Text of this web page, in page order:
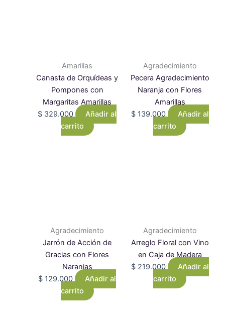
Amarillas
Canasta de Orquídeas y
Pompones con
Margaritas Amarillas
$ 329.000
Añadir al
carrito
Agradecimiento
Pecera Agradecimiento
Naranja con Flores
Amarillas
$139.000
Añadir al
carrito
Agradecimiento
Jarrón de Acción de
Gracias con Flores
Naranjas
$ 129.000
Añadir al
carrito
Agradecimiento
Arreglo Floral con Vino
en Caja de Madera
$219.000
Añadir al
carrito